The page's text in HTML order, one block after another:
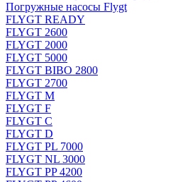
Погружные насосы Flygt
FLYGT READY
FLYGT 2600
FLYGT 2000
FLYGT 5000
FLYGT BIBO 2800
FLYGT 2700
FLYGT M
FLYGT F
FLYGT C
FLYGT D
FLYGT PL 7000
FLYGT NL 3000
FLYGT PP 4200